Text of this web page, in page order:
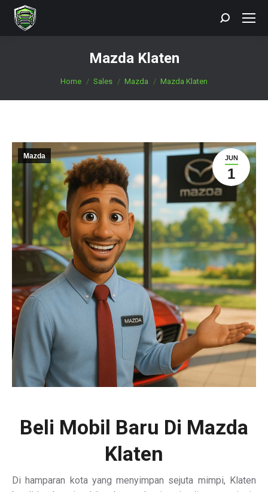
Search:
Mazda Klaten
You are here:
Home Sales Mazda Mazda Klaten
JUN
1
Mazda
Beli Mobil Baru Di Mazda
Klaten
Di hamparan kota yang menyimpan sejuta mimpi, Klaten